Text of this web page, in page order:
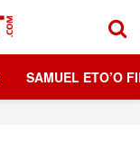
SAMUEL ETO’O